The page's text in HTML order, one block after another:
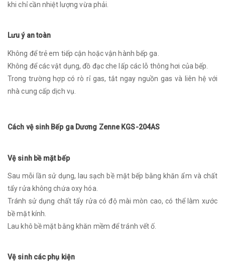
khi chỉ cần nhiệt lượng vừa phải.
Lưu ý an toàn
Không để trẻ em tiếp cận hoặc vận hành bếp ga.
Không để các vật dụng, đồ đạc che lấp các lỗ thông hơi của bếp.
Trong trường hợp có rò rỉ gas, tắt ngay nguồn gas và liên hệ với
nhà cung cấp dịch vụ.
Cách vệ sinh Bếp ga Dương Zenne KGS-204AS
Vệ sinh bề mặt bếp
Sau mỗi lần sử dụng, lau sạch bề mặt bếp bằng khăn ẩm và chất
tẩy rửa không chứa oxy hóa.
Tránh sử dụng chất tẩy rửa có độ mài mòn cao, có thể làm xước
bề mặt kính.
Lau khô bề mặt bằng khăn mềm để tránh vết ố.
Vệ sinh các phụ kiện